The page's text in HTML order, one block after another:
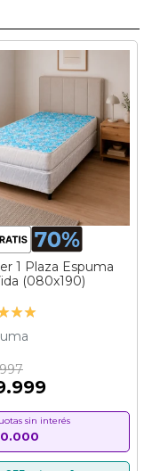
1 Plaza Espuma
(080x190)
sin interés